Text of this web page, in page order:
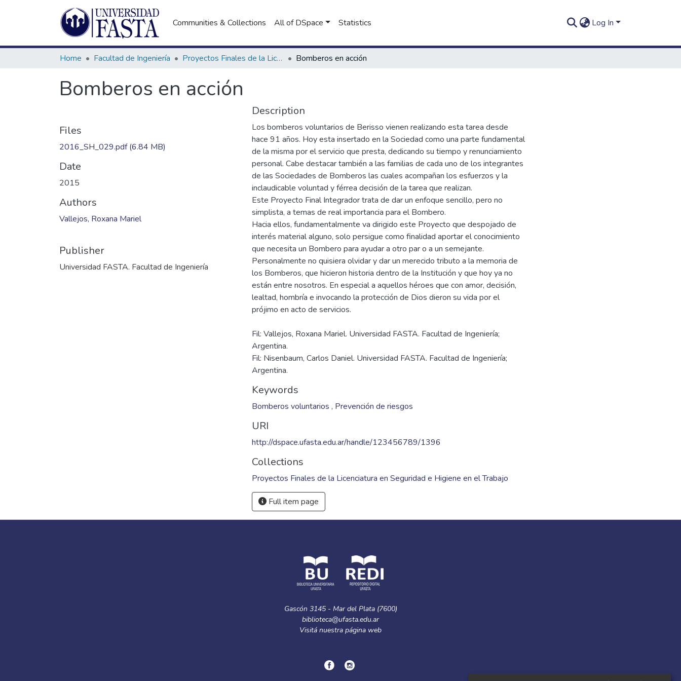
Communities & Collections All of DSpace Statistics Log In
Home Facultad de Ingeniería Proyectos Finales de la Licenciatura en Seguridad e Higiene en el Trabajo Bomberos en acción
Bomberos en acción
Files
2016_SH_029.pdf(6.84 MB)
Description
Los bomberos voluntarios de Berisso vienen realizando esta tarea desde
hace 91 años. Hoy esta insertado en la Sociedad como una parte fundamental
de la misma por el servicio que presta, dedicando su tiempo y renunciamiento
personal. Cabe destacar también a las familias de cada uno de los integrantes
de las Sociedades de Bomberos las cuales acompañan los esfuerzos y la
inclaudicable voluntad y férrea decisión de la tarea que realizan.
Este Proyecto Final Integrador trata de dar un enfoque sencillo, pero no
simplista, a temas de real importancia para el Bombero.
Hacia ellos, fundamentalmente va dirigido este Proyecto que despojado de
interés material alguno, solo persigue como finalidad aportar el conocimiento
que necesita un Bombero para ayudar a otro par o a un semejante.
Personalmente no quisiera olvidar y dar un merecido tributo a la memoria de
los Bomberos, que hicieron historia dentro de la Institución y que hoy ya no
están entre nosotros. En especial a aquellos héroes que con amor, decisión,
lealtad, hombría e invocando la protección de Dios dieron su vida por el
Fil: Vallejos, Roxana Mariel. Universidad FASTA. Facultad de Ingeniería;
Argentina.
Fil: Nisenbaum, Carlos Daniel. Universidad FASTA. Facultad de Ingeniería;
Argentina.
Keywords
Bomberos voluntarios , Prevención de riesgos
URI
http://dspace.ufasta.edu.ar/handle/123456789/1396
Collections
Proyectos Finales de la Licenciatura en Seguridad e Higiene en el Trabajo
Full item page
Gascón 3145 - Mar del Plata (7600)
biblioteca@ufasta.edu.ar
Visitá nuestra página web